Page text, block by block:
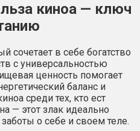
киноа — ключ
сочетает в себе богатство
с универсальностью
ценность помогает
баланс и
среди тех, кто ест
— этот злак идеально
о себе и своем теле.